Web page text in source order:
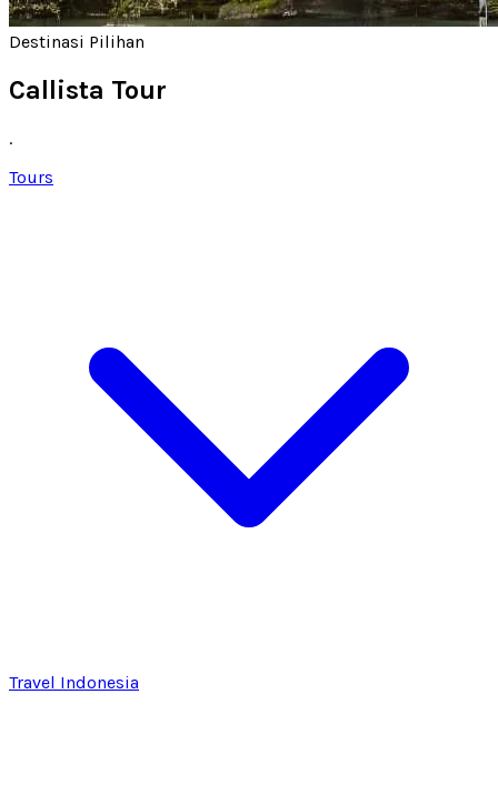
Destinasi Pilihan
Callista Tour
.
Tours
Travel Indonesia